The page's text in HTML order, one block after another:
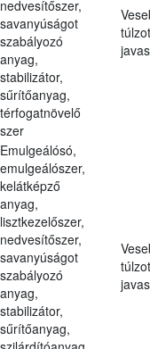
nedvesítőszer,
savanyúságot
szabályozó
anyag,
stabilizátor,
sűrítőanyag,
térfogatnövelő
szer
Emulgeálósó,
emulgeálószer,
kelátképző
anyag,
lisztkezelőszer,
nedvesítőszer,
savanyúságot
szabályozó
anyag,
stabilizátor,
sűrítőanyag,